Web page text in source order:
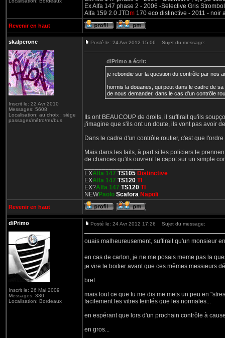
Ex Alfa 147 phase 2 - 2006 -Selective Gris
Alfa 159 2.0 JTDm 170 eco distinctive - 2011 - noir
Revenir en haut
skalperone
Inscrit le: 22 Avr 2010
Messages: 5608
Localisation: au choix : siège
passager/métro/rer/bus
Posté le: 24 Avr 2012 15:06 Sujet du message:
diPrimo a écrit:
je rebondie sur la question du contrôle par nos
hormis la douanes, qui peut dans le cadre de
de nous demander, dans le cas d'un contrôle
Ils ont BEAUCOUP de droits, il suffirait qu'ils
j'imagine que s'ils ont un doute, ils vont pas avoir
Dans le cadre d'un contrôle routier, c'est que
Mais dans les faits, à part si les policiers te
de chances qu'ils ouvrent le capot sur un simple
EXAlfa 147 TS105 Distinctive
EXAlfa 147 TS120 TI
EX?Alfa 147 TS120 TI
NEWPaolo Scafora Napoli
Revenir en haut
diPrimo
Inscrit le: 26 Mai 2009
Messages: 330
Localisation: Bordeaux
Posté le: 24 Avr 2012 17:26 Sujet du message:
ouais malheureusement, suffirait qu'un monsieur
en cas de carton, je ne me posais meme pas la
je vire le boitier avant que ces mêmes messieurs
bref....
mais tout ce que tu me dis me mets un peu en
facilement les vitres teintés que les normales...
en espérant que lors d'un prochain contrôle à
en gros...